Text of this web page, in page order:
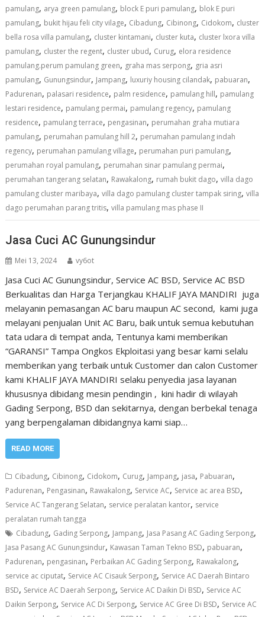
pamulang, arya green pamulang, block E puri pamulang, blok E puri
pamulang, bukit hijau feli city vilage, Cibadung, Cibinong, Cidokom, cluster
bella rosa villa pamulang, cluster kintamani, cluster kuta, cluster lxora villa
pamulang, cluster the regent, cluster ubud, Curug, elora residence
pamulang.perum pamulang green, graha mas serpong, gria asri
pamulang, Gunungsindur, Jampang, luxuriy housing cilandak, pabuaran,
Padurenan, palasari residence, palm residence, pamulang hill, pamulang
lestari residence, pamulang permai, pamulang regency, pamulang
residence, pamulang terrace, pengasinan, perumahan graha mutiara
pamulang, perumahan pamulang hill 2, perumahan pamulang indah
regency, perumahan pamulang village, perumahan puri pamulang,
perumahan royal pamulang, perumahan sinar pamulang permai,
perumahan tangerang selatan, Rawakalong, rumah bukit dago,villa dago
pamulang cluster maribaya,villa dago pamulang cluster tampak siring,villa
dago perumahan parang tritis,villa pamulang mas phase II
Jasa Cuci AC Gunungsindur
Mei 13, 2024 vy6ot
Jasa Cuci AC Gunungsindur, Service AC BSD, Service AC BSD
Berkualitas dan Harga Terjangkau KHALIF JAYA MANDIRI juga
melayanin pemasangan AC baru maupun AC second, kami juga
melayani penjualan Unit AC Baru, baik untuk semua kebutuhan
tata udara di tempat anda, Tentunya kami memberikan
“GARANSI” Tampa Ongkos Ekploitasi yang besar kami selalu
memberikan yang terbaik untuk Customer dan calon Customer
kami KHALIF JAYA MANDIRI selaku penyedia jasa layanan
khususnya dibidang mesin pendingin , kini hadir di wilayah
Gading Serpong, BSD dan sekitarnya, dengan berbekal tenaga
yang berpengalaman dibidangnya kami siap…
READ MORE
Cibadung, Cibinong, Cidokom, Curug, Jampang, jasa, Pabuaran,
Padurenan, Pengasinan, Rawakalong, Service AC, Service ac area BSD,
Service AC Tangerang Selatan, service peralatan kantor, service
peralatan rumah tangga
Cibadung, Gading Serpong, Jampang, Jasa Pasang AC Gading Serpong,
Jasa Pasang AC Gunungsindur, Kawasan Taman Tekno BSD, pabuaran,
Padurenan, pengasinan, Perbaikan AC Gading Serpong, Rawakalong,
service ac ciputat, Service AC Cisauk Serpong, Service AC Daerah Bintaro
BSD, Service AC Daerah Serpong, Service AC Daikin Di BSD, Service AC
Daikin Serpong, Service AC Di Serpong, Service AC Gree Di BSD, Service AC